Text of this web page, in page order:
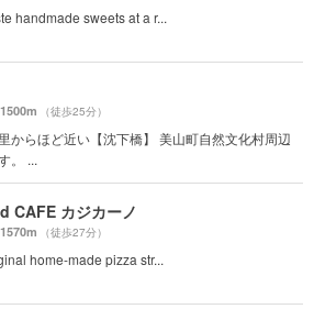
handmade sweets at a r...
1500m （徒歩25分）
からほど近い【沈下橋】 美山町自然文化村周辺
。 ...
CAFE カジカーノ
1570m （徒歩27分）
home-made pizza str...